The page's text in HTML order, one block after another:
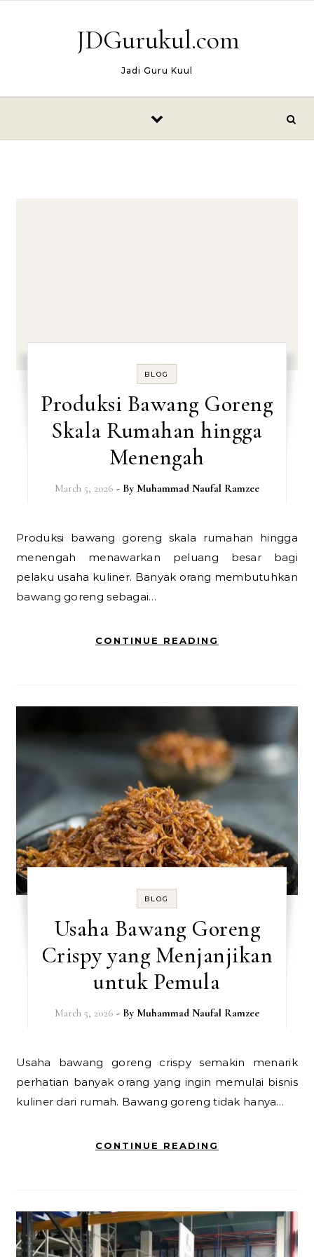
JDGurukul.com
Jadi Guru Kuul
BLOG
Produksi Bawang Goreng
Skala Rumahan hingga
Menengah
March 5, 2026 - By Muhammad Naufal Ramzee
Produksi bawang goreng skala rumahan hingga
menengah menawarkan peluang besar bagi
pelaku usaha kuliner. Banyak orang membutuhkan
bawang goreng sebagai…
CONTINUE READING
BLOG
Usaha Bawang Goreng
Crispy yang Menjanjikan
untuk Pemula
March 5, 2026 - By Muhammad Naufal Ramzee
Usaha bawang goreng crispy semakin menarik
perhatian banyak orang yang ingin memulai bisnis
kuliner dari rumah. Bawang goreng tidak hanya…
CONTINUE READING